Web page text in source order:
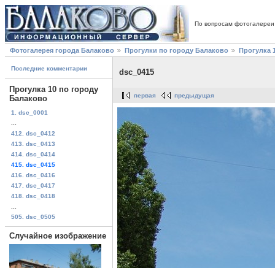
По вопросам
Фотогалерея города Балаково Прогулки по городу Балаково Прогулка
Последние комментарии
Прогулка 10 по городу
Балаково
1. dsc_0001
412. dsc_0412
413. dsc_0413
414. dsc_0414
415. dsc_0415
416. dsc_0416
417. dsc_0417
418. dsc_0418
505. dsc_0505
Случайное изображение
dsc_0415
первая предыдущая